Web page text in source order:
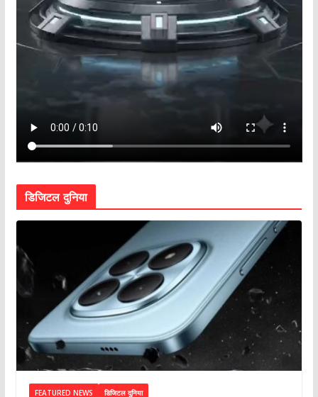
डिजिटल दुनिया
FEATURED NEWS डिजिटल दुनिया